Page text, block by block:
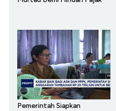
Pemerintah Siapkan